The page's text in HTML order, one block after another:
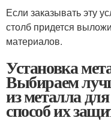
Если заказывать эту
столб придется
материалов.
Установка
Выбираем
из металла
способ их